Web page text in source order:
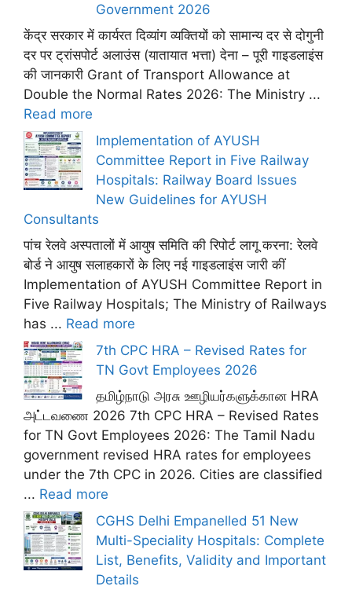
Government 2026
केंद्र सरकार में कार्यरत दिव्यांग व्यक्तियों को सामान्य दर से दोगुनी
दर पर ट्रांसपोर्ट अलाउंस (यातायात भत्ता) देना – पूरी गाइडलाइंस
की जानकारी Grant of Transport Allowance at
Double the Normal Rates 2026: The Ministry ...
Read more
Implementation of AYUSH
Committee Report in Five Railway
Hospitals: Railway Board Issues
New Guidelines for AYUSH
Consultants
पांच रेलवे अस्पतालों में आयुष समिति की रिपोर्ट लागू करना: रेलवे
बोर्ड ने आयुष सलाहकारों के लिए नई गाइडलाइंस जारी कीं
Implementation of AYUSH Committee Report in
Five Railway Hospitals; The Ministry of Railways
has ... Read more
7th CPC HRA – Revised Rates for
TN Govt Employees 2026
தமிழ்நாடு அரசு ஊழியர்களுக்கான HRA
அட்டவணை 2026 7th CPC HRA – Revised Rates
for TN Govt Employees 2026: The Tamil Nadu
government revised HRA rates for employees
under the 7th CPC in 2026. Cities are classified
... Read more
CGHS Delhi Empanelled 51 New
Multi-Speciality Hospitals: Complete
List, Benefits, Validity and Important
Details